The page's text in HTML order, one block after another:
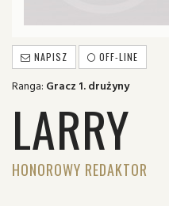
NAPISZ OFF-LINE
Ranga: Gracz 1. drużyny
LARRY
HONOROWY REDAKTOR